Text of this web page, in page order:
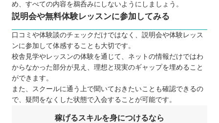
め、すべての内容を鵜呑みにしないようにしましょう。
説明会や無料体験レッスンに参加してみる
口コミや体験談のチェックだけではなく、説明会や体験レッス
ンに参加して体感することも大切です。
校舎見学やレッスンの体験を通じて、ネットの情報だけではわ
からなかった部分が見え、理想と現実のギャップを埋めること
ができます。
また、スクールに通う上で聞いておきたいことも確認できるの
で、疑問をなくした状態で入会することが可能です。
稼げるスキルを身につけるなら